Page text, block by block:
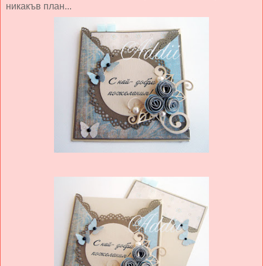
никакъв план...